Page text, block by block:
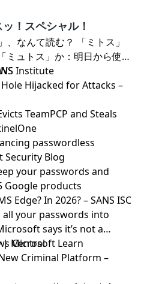
が最も効果的となっていく
ーショナルなタイトル。見
ころ。なんでもええやん！発
する。人手の部分への浸食。
のが。情報をアップデート
のAIは関西弁。情報セキュリ
わってへんねやで！
！スペシャル！
なんて読む？ 「ミトス」
ミュトス」か：明日から使え
Institute
Hijacked for Attacks –
TeamPCP and Steals
passwordless
Blog
your passwords and
Google products
Edge? In 2026? – SANS ISC
your passwords into
says it’s not a
Central
| Microsoft Learn
Criminal Platform –